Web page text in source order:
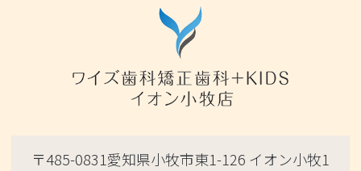
〒485-0831愛知県小牧市東1-126 イオン小牧1